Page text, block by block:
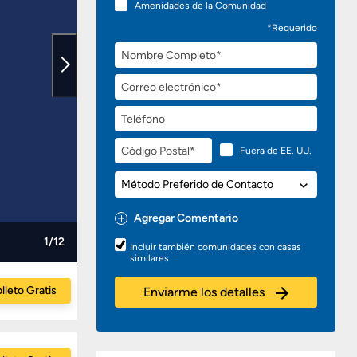
Amenidades de la Comunidad
*Requerido
Nombre
Completo
Correo
electrónico
Teléfono
Código
Postal
Fuera de EE. UU.
Método
Preferido
de
Contacto
Agregar Comentario
Preguntas
o
Comentarios
Incluir también comunidades con casas
similares
Enviarme los detalles
1/12
Gratis